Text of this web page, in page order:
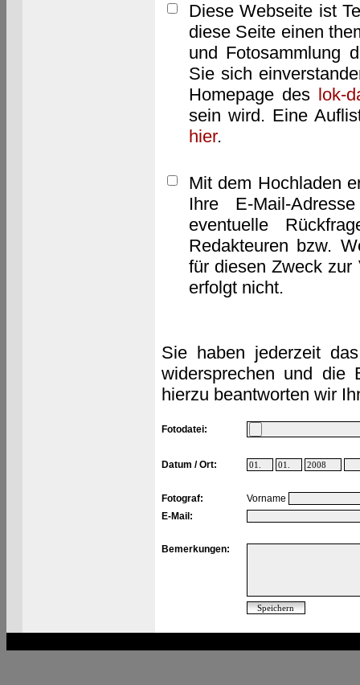
Diese Webseite ist
diese Seite einen
und Fotosammlung
Sie sich
Homepage des lok-
sein wird. Eine
hier.
Mit dem Hochladen
Ihre E-Mail-
eventuelle
Redakteuren bzw.
für diesen Zweck zur
erfolgt nicht.
Sie haben jederzeit
widersprechen und die
hierzu beantworten wir
Fotodatei:
Datum / Ort:
Fotograf:
Vorname
E-Mail:
Bemerkungen: